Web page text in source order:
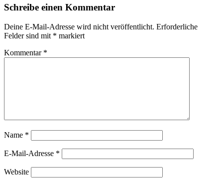
Schreibe einen Kommentar
Deine E-Mail-Adresse wird nicht veröffentlicht. Erforderliche
Felder sind mit * markiert
Kommentar *
Name *
E-Mail-Adresse *
Website